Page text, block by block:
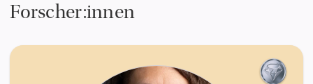
Forscher:innen